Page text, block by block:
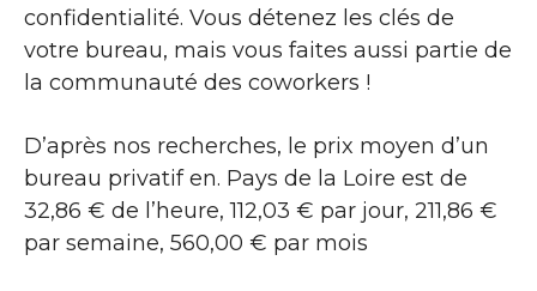
confidentialité. Vous détenez les clés de
votre bureau, mais vous faites aussi partie de
la communauté des coworkers !
D’après nos recherches, le prix moyen d’un
bureau privatif en. Pays de la Loire est de
32,86 € de l’heure, 112,03 € par jour, 211,86 €
par semaine, 560,00 € par mois